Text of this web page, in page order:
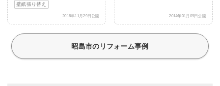
壁紙張り替え
2016年11月29日公開 2014年01月09日公開
昭島市のリフォーム事例